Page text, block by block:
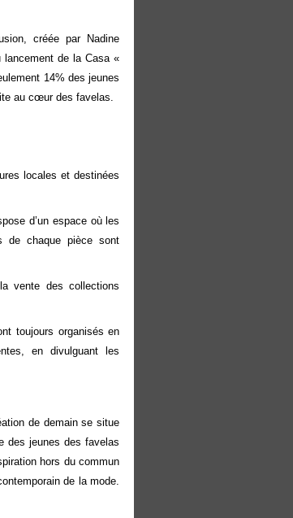
, créée par Nadine
lancement de laCasa «
14% des jeunes
au cœur des favelas.
locales et destinées
d’un espace où les
de chaque pièce sont
vente des collections
toujours organisés en
en divulguant les
de demain se situe
des jeunes des favelas
hors du commun
de la mode.